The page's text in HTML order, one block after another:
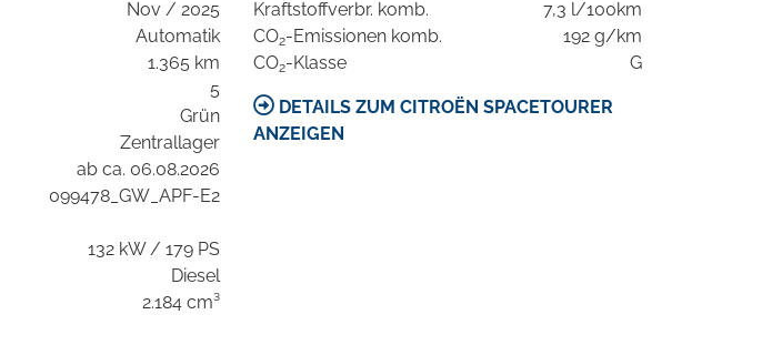
Nov / 2025
Automatik
1.365 km
5
Grün
Zentrallager
ab ca. 06.08.2026
099478_GW_APF-E2
132 kW / 179 PS
Diesel
2.184 cm³
Kraftstoffverbr. komb.
7,3 l/100km
CO2-Emissionen komb.
192 g/km
CO2-Klasse G
DETAILS ZUM CITROËN SPACETOURER
ANZEIGEN